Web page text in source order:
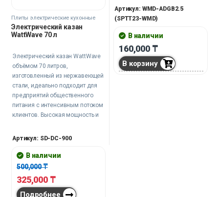
Плиты электрические кухонные
Электрический казан
WattWave 70 л
Электрический казан WattWave
объёмом 70 литров,
изготовленный из нержавеющей
стали, идеально подходит для
предприятий общественного
питания с интенсивным потоком
клиентов. Высокая мощность и
влаги IPX4, кран для
также удобное управление и
дисплей делают его
удобным в использовании.
Артикул: SD-DC-900
В наличии
500,000₸
325,000 ₸
Подробнее
питания, так и в частном
владении – на даче или в
Артикул: WMD-ADGB2.5
(SPTT23-WMD)
В наличии
160,000 ₸
В корзину